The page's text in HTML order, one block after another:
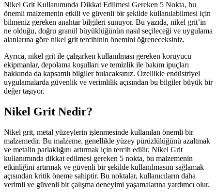
Nikel Grit Kullanımında Dikkat Edilmesi Gereken 5 Nokta, bu
önemli malzemenin etkili ve güvenli bir şekilde kullanılabilmesi için
bilmeniz gereken anahtar bilgileri sunuyor. Bu yazıda, nikel grit’in
ne olduğu, doğru granül büyüklüğünün nasıl seçileceği ve uygulama
alanlarına göre nikel grit tercihinin önemini öğreneceksiniz.
Ayrıca, nikel grit ile çalışırken kullanılması gereken koruyucu
ekipmanlar, depolama koşulları ve temizlik ile bakım ipuçları
hakkında da kapsamlı bilgiler bulacaksınız. Özellikle endüstriyel
uygulamalarda güvenlik ve verimlilik açısından bu bilgiler büyük bir
değer taşıyor.
Nikel Grit Nedir?
Nikel grit, metal yüzeylerin işlenmesinde kullanılan önemli bir
malzemedir. Bu malzeme, genellikle yüzey pürüzlülüğünü azaltmak
ve metalin parlaklığını artırmak için tercih edilir. Nikel Grit
kullanımında dikkat edilmesi gereken 5 nokta, bu malzemenin
etkinliğini artırmak ve güvenli bir şekilde kullanılmasını sağlamak
açısından kritik öneme sahiptir. Bu noktalar, kullanıcıların daha
verimli ve güvenli bir çalışma deneyimi yaşamalarına yardımcı olur.